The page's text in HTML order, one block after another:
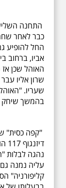
התחנה
כבר לאחר
החל להופיע
האוהל שכן
שעריו.
בהמשך שיחק
נהגה לבלות
עליה נמנה
קליפורניה"